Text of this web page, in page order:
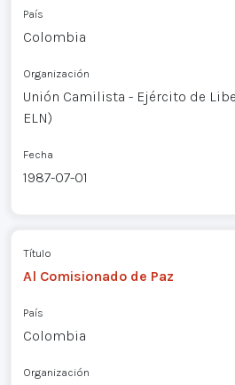
País
Colombia
Organización
Unión Camilista - Ejército de
ELN)
Fecha
1987-07-01
Título
Al Comisionado de Paz
País
Colombia
Organización